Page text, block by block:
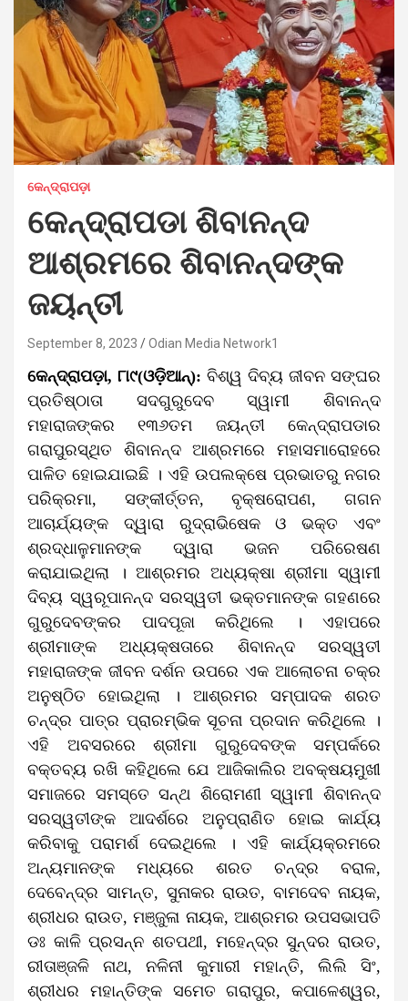
କେନ୍ଦ୍ରାପଡ଼ା
କେନ୍ଦ୍ରାପଡା ଶିବାନନ୍ଦ
ଆଶ୍ରମରେ ଶିବାନନ୍ଦଙ୍କ
ଜୟନ୍ତୀ
September 8, 2023 Odian Media Network1
କେନ୍ଦ୍ରାପଡ଼ା, ୮ା୯(ଓଡ଼ିଆନ୍‌): ବିଶ୍ୱ ଦିବ୍ୟ ଜୀବନ ସଙ୍ଘର
ପ୍ରତିଷ୍ଠାତା ସଦଗୁରୁଦେବ ସ୍ୱାମୀ ଶିବାନନ୍ଦ
ମହାରାଜଙ୍କର ୧୩୬ତମ ଜୟନ୍ତୀ କେନ୍ଦ୍ରାପଡାର
ଗରାପୁରସ୍ଥିତ ଶିବାନନ୍ଦ ଆଶ୍ରମରେ ମହାସମାରୋହରେ
ପାଳିତ ହୋଇଯାଇଛି । ଏହି ଉପଲକ୍ଷେ ପ୍ରଭାତରୁ ନଗର
ପରିକ୍ରମା, ସଙ୍କୀର୍ତ୍ତନ, ବୃକ୍ଷରୋପଣ, ଗଗନ
ଆଚାର୍ଯ୍ୟଙ୍କ ଦ୍ୱାରା ରୁଦ୍ରାଭିଷେକ ଓ ଭକ୍ତ ଏବଂ
ଶ୍ରଦ୍ଧାଳୁମାନଙ୍କ ଦ୍ୱାରା ଭଜନ ପରିରେଷଣ
କରାଯାଇଥିଲା । ଆଶ୍ରମର ଅଧ୍ୟକ୍ଷା ଶ୍ରୀମା ସ୍ୱାମୀ
ଦିବ୍ୟ ସ୍ୱରୂପାନନ୍ଦ ସରସ୍ୱତୀ ଭକ୍ତମାନଙ୍କ ଗହଣରେ
ଗୁରୁଦେବଙ୍କର ପାଦପୂଜା କରିଥିଲେ । ଏହାପରେ
ଶ୍ରୀମାଙ୍କ ଅଧ୍ୟକ୍ଷତାରେ ଶିବାନନ୍ଦ ସରସ୍ୱତୀ
ମହାରାଜଙ୍କ ଜୀବନ ଦର୍ଶନ ଉପରେ ଏକ ଆଲୋଚନା ଚକ୍ର
ଅନୁଷ୍ଠିତ ହୋଇଥିଲା । ଆଶ୍ରମର ସମ୍ପାଦକ ଶରତ
ଚନ୍ଦ୍ର ପାତ୍ର ପ୍ରାରମ୍ଭିକ ସୂଚନା ପ୍ରଦାନ କରିଥିଲେ ।
ଏହି ଅବସରରେ ଶ୍ରୀମା ଗୁରୁଦେବଙ୍କ ସମ୍ପର୍କରେ
ବକ୍ତବ୍ୟ ରଖି କହିଥିଲେ ଯେ ଆଜିକାଲିର ଅବକ୍ଷୟମୁଖୀ
ସମାଜରେ ସମସ୍ତେ ସନ୍ଥ ଶିରୋମଣୀ ସ୍ୱାମୀ ଶିବାନନ୍ଦ
ସରସ୍ୱତୀଙ୍କ ଆଦର୍ଶରେ ଅନୁପ୍ରାଣିତ ହୋଇ କାର୍ଯ୍ୟ
କରିବାକୁ ପରାମର୍ଶ ଦେଇଥିଲେ । ଏହି କାର୍ଯ୍ୟକ୍ରମରେ
ଅନ୍ୟମାନଙ୍କ ମଧ୍ୟରେ ଶରତ ଚନ୍ଦ୍ର ବରାଳ,
ଦେବେନ୍ଦ୍ର ସାମନ୍ତ, ସୁନାକର ରାଉତ, ବାମଦେବ ନାୟକ,
ଶ୍ରୀଧର ରାଉତ, ମଞ୍ଜୁଳା ନାୟକ, ଆଶ୍ରମର ଉପସଭାପତି
ଡଃ କାଳି ପ୍ରସନ୍ନ ଶତପଥୀ, ମହେନ୍ଦ୍ର ସୁନ୍ଦର ରାଉତ,
ରୀତାଞ୍ଜଳି ନାଥ, ନଳିନୀ କୁମାରୀ ମହାନ୍ତି, ଲିଲି ସିଂ,
ଶ୍ରୀଧର ମହାନ୍ତିଙ୍କ ସମେତ ଗରାପୁର, କପାଳେଶ୍ୱର,